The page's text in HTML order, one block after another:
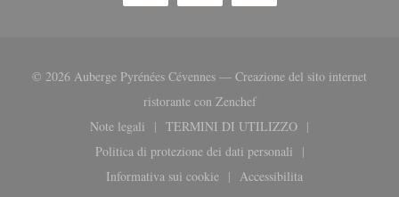
© 2026 Auberge Pyrénées Cévennes — Creazione del sito internet
ristorante con Zenchef((apre una nuova finestra))
Note legali
((apre una nuova finestra))
TERMINI DI UTILIZZO
((apre una nuova finestra))
Politica di protezione dei dati personali
((apre una nuova finestra))
Informativa sui cookie
((apre una nuova finestra))
Accessibilita